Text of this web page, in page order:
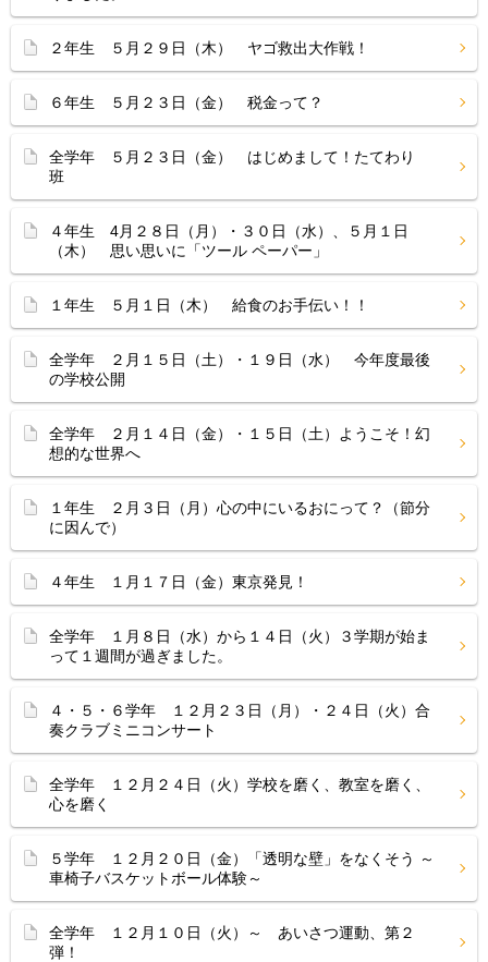
２年生 ５月２９日（木） ヤゴ救出大作戦！
６年生 ５月２３日（金） 税金って？
全学年 ５月２３日（金） はじめまして！たてわり
班
４年生 4月２８日（月）・３０日（水）、５月１日
（木） 思い思いに「ツール ペーパー」
１年生 ５月１日（木） 給食のお手伝い！！
全学年 ２月１５日（土）・１９日（水） 今年度最後
の学校公開
全学年 ２月１４日（金）・１５日（土）ようこそ！幻
想的な世界へ
１年生 ２月３日（月）心の中にいるおにって？（節分
に因んで）
４年生 １月１７日（金）東京発見！
全学年 １月８日（水）から１４日（火）３学期が始ま
って１週間が過ぎました。
４・５・６学年 １２月２３日（月）・２４日（火）合
奏クラブミニコンサート
全学年 １２月２４日（火）学校を磨く、教室を磨く、
心を磨く
５学年 １２月２０日（金）「透明な壁」をなくそう ～
車椅子バスケットボール体験～
全学年 １２月１０日（火）～ あいさつ運動、第２
弾！